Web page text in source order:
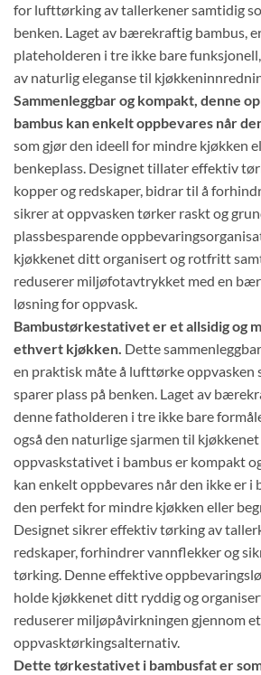
for lufttørking av tallerkener samtidig
benken. Laget av bærekraftig bambus,
plateholderen i tre ikke bare
av naturlig eleganse til
Sammenleggbar og kompakt, denne
bambus kan enkelt oppbevares når
som gjør den ideell for mindre kjøkken
benkeplass. Designet tillater effektiv
kopper og redskaper, bidrar til å
sikrer at oppvasken tørker raskt og
plassbesparende
kjøkkenet ditt organisert og rotfritt
reduserer miljøfotavtrykket med en
løsning for oppvask.
Bambustørkestativet er et allsidig og
ethvert kjøkken. Dette
en praktisk måte å lufttørke oppvasken
sparer plass på benken. Laget av
denne fatholderen i tre ikke bare
også den naturlige sjarmen til
oppvaskstativet i bambus er kompakt
kan enkelt oppbevares når den ikke er i
den perfekt for mindre kjøkken eller
Designet sikrer effektiv tørking av
redskaper, forhindrer vannflekker og
tørking. Denne effektive
holde kjøkkenet ditt ryddig og
reduserer miljøpåvirkningen gjennom
oppvasktørkingsalternativ.
Dette tørkestativet i bambusfat er